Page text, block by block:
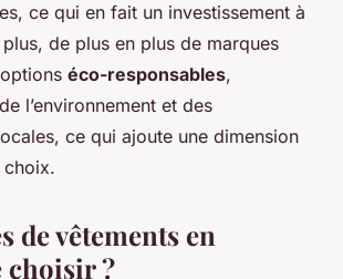
ce qui en fait un investissement à
de plus en plus de marques
éco-responsables,
l’environnement et des
ce qui ajoute une dimension
choix.
de vêtements en
choisir ?